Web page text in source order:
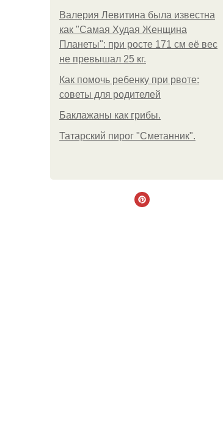
Валерия Левитина была известна
как "Самая Худая Женщина
Планеты": при росте 171 см её вес
не превышал 25 кг.
Как помочь ребенку при рвоте:
советы для родителей
Баклажаны как грибы.
Татарский пирог "Сметанник".